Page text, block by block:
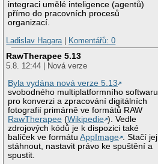
integraci umělé inteligence (agentů)
přímo do pracovních procesů
organizací.
Ladislav Hagara
Komentářů: 0
RawTherapee 5.13
5.8. 12:44 | Nová verze
Byla vydána nová verze 5.13
svobodného multiplatformního softwaru
pro konverzi a zpracování digitálních
fotografií primárně ve formátů RAW
RawTherapee (Wikipedie ). Vedle
zdrojových kódů je k dispozici také
balíček ve formátuAppImage . Stačí jej
stáhnout, nastavit právo ke spuštění a
spustit.